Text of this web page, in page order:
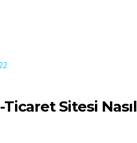
Ticaret Sitesi Nasıl